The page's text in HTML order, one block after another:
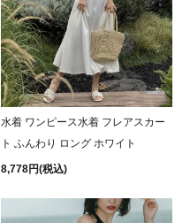
水着 ワンピース水着 フレアスカー
ト ふんわり ロング ホワイト
8,778円(税込)